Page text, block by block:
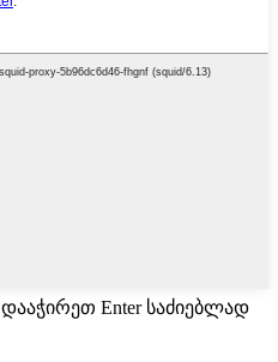
დააჭირეთ Enter საძიებლად